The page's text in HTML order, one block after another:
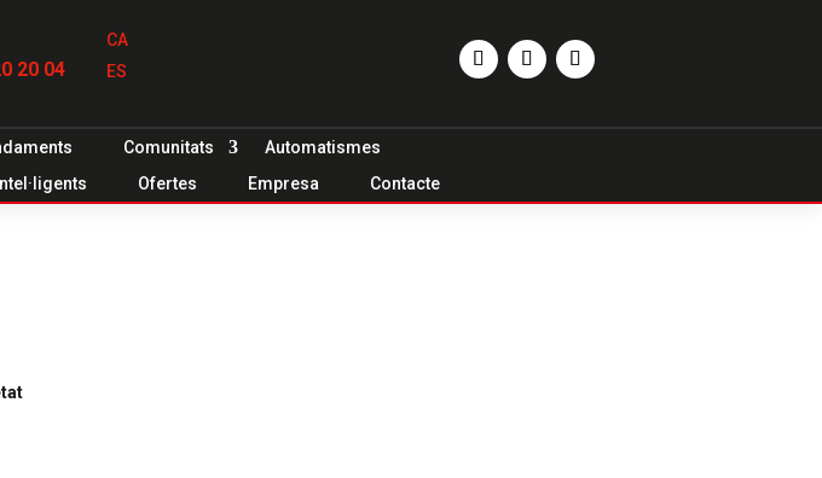
20 04
CA
ES
Comunitats
Automatismes
Ofertes Empresa Contacte